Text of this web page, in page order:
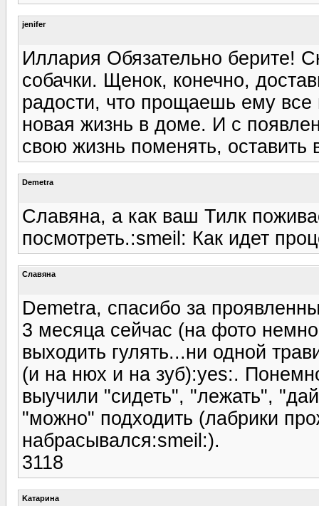
jenifer
Иллария Обязательно берите!
собачки. Щенок, конечно,
радости, что прощаешь ему
новая жизнь в доме. И с
свою жизнь поменять,
Demetra
Славяна, а как ваш Тилк
посмотреть.:smeil: Как идет
Славяна
Demetra, спасибо за
3 месяца сейчас (на фото
выходить гулять...ни одной
(и на нюх и на зуб):yes:.
выучили "сидеть", "лежать",
"можно" подходить (лабрики
набрасывался:smeil:).
3118
Kатарина